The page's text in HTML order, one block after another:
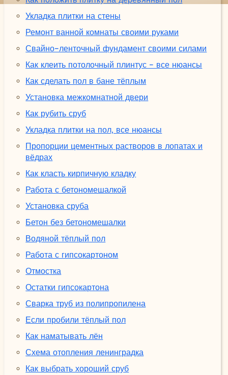
Укладка плитки на стены
Ремонт ванной комнаты своими руками
Свайно-ленточный фундамент своими силами
Как клеить потолочный плинтус - все нюансы
Как сделать пол в бане тёплым
Установка межкомнатной двери
Как рубить сруб
Укладка плитки на пол, все нюансы
Пропорции цементных растворов в лопатах и
вёдрах
Как класть кирпичную кладку
Работа с бетономешалкой
Установка сруба
Бетон без бетономешалки
Водяной тёплый пол
Работа с гипсокартоном
Отмостка
Остатки гипсокартона
Сварка труб из полипропилена
Если пробили тёплый пол
Как наматывать лён
Схема отопления ленинградка
Как выбрать хороший сруб